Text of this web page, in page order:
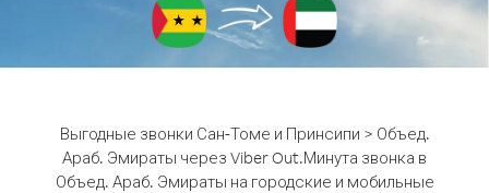
Выгодные звонки Сан-Томе и Принсипи > Объед.
Араб. Эмираты через Viber Out.Минута звонка в
Объед. Араб. Эмираты на городские и мобильные